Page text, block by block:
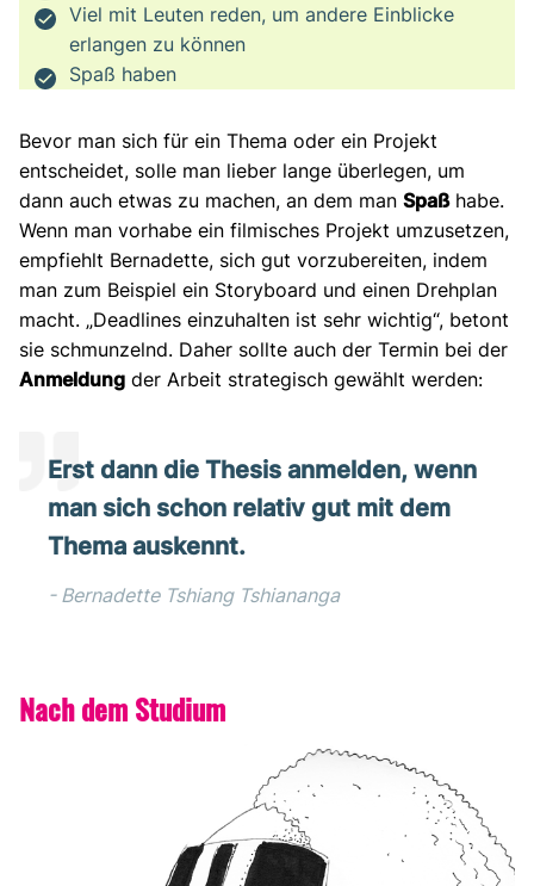
Viel mit Leuten reden, um andere Einblicke
erlangen zu können
Spaß haben
Bevor man sich für ein Thema oder ein Projekt
entscheidet, solle man lieber lange überlegen, um
dann auch etwas zu machen, an dem man Spaßhabe.
Wenn man vorhabe ein filmisches Projekt umzusetzen,
empfiehlt Bernadette, sich gut vorzubereiten, indem
man zum Beispiel ein Storyboard und einen Drehplan
macht. „Deadlines einzuhalten ist sehr wichtig“, betont
sie schmunzelnd. Daher sollte auch der Termin bei der
Anmeldung der Arbeit strategisch gewählt werden:
Erst dann die Thesis anmelden, wenn
man sich schon relativ gut mit dem
Thema auskennt.
Bernadette Tshiang Tshiananga
Nach dem Studium